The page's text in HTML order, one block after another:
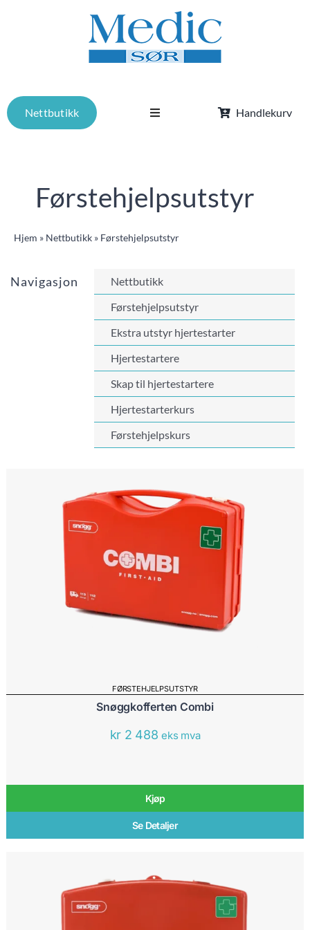
Nettbutikk
Toggle
Om oss
Kurs
Aktuelt
Handlekurv
Førstehjelpsutstyr
Hjem » Nettbutikk» Førstehjelpsutstyr
Nettbutikk
Førstehjelpsutstyr
Ekstra utstyr hjertestarter
Hjertestartere
Skap til hjertestartere
Hjertestarterkurs
Førstehjelpskurs
Navigasjon
FØRSTEHJELPSUTSTYR
Snøggkofferten Combi
kr 2 488 eks mva
Kjøp
Se Detaljer